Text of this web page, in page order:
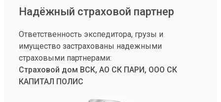
Надёжный страховой партнер
Ответственность экспедитора, грузы и
имущество застрахованы надежными
страховыми партнерами:
Страховой дом ВСК, АО СК ПАРИ, ООО СК
КАПИТАЛ ПОЛИС